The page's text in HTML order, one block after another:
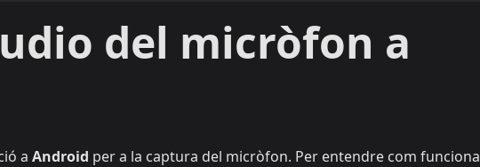
del micròfon a
a Android per a la captura del micròfon. Per entendre com funciona